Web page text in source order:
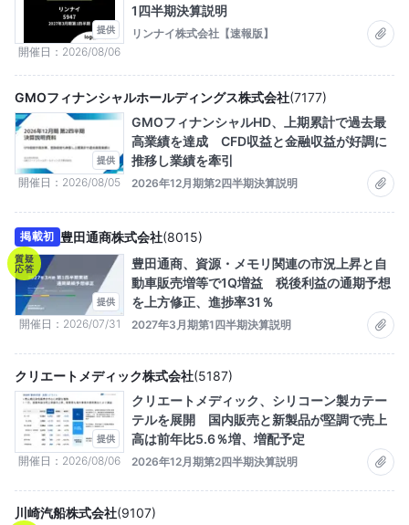
提供
開催日 2026/08/06
1四半期決算説明
リンナイ株式会社【速報版】
提供
開催日 2026/08/05
GMOフィナンシャルホールディングス株式会社(7177)
GMOフィナンシャルHD、上期累計で過去最
高業績を達成 CFD収益と金融収益が好調に
推移し業績を牽引
2026年12月期第2四半期決算説明
質疑
応答
提供
開催日 2026/07/31
掲載初 豊田通商株式会社(8015)
豊田通商、資源・メモリ関連の市況上昇と自
動車販売増等で1Q増益 税後利益の通期予想
を上方修正、進捗率31％
2027年3月期第1四半期決算説明
提供
開催日 2026/08/06
クリエートメディック株式会社(5187)
クリエートメディック、シリコーン製カテー
テルを展開 国内販売と新製品が堅調で売上
高は前年比5.6％増、増配予定
2026年12月期第2四半期決算説明
川崎汽船株式会社(9107)